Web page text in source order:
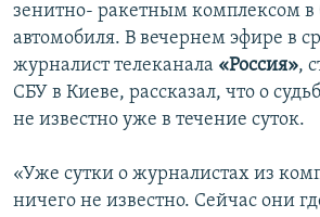
зенитно- ракетным комплексом в
автомобиля. В вечернем эфире в
журналист телеканала «Россия»,
СБУ в Киеве, рассказал, что о
не известно уже в течение суток.
«Уже сутки о журналистах из
ничего не известно. Сейчас они